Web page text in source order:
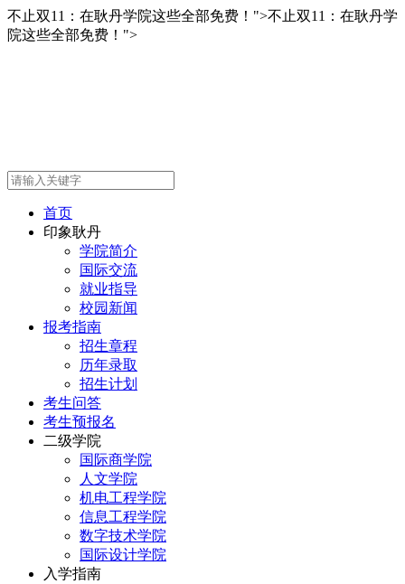
不止双11：在耿丹学院这些全部免费！">不止双11：在耿丹学
院这些全部免费！">
首页
印象耿丹
学院简介
国际交流
就业指导
校园新闻
报考指南
招生章程
历年录取
招生计划
考生问答
考生预报名
二级学院
国际商学院
人文学院
机电工程学院
信息工程学院
数字技术学院
国际设计学院
入学指南